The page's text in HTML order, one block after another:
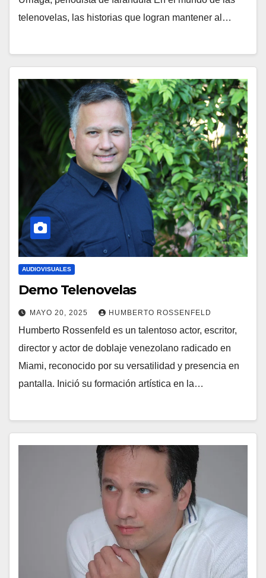
telenovelas, las historias que logran mantener al…
AUDIOVISUALES
Demo Telenovelas
MAYO 20, 2025 HUMBERTO ROSSENFELD
Humberto Rossenfeld es un talentoso actor, escritor,
director y actor de doblaje venezolano radicado en
Miami, reconocido por su versatilidad y presencia en
pantalla. Inició su formación artística en la…